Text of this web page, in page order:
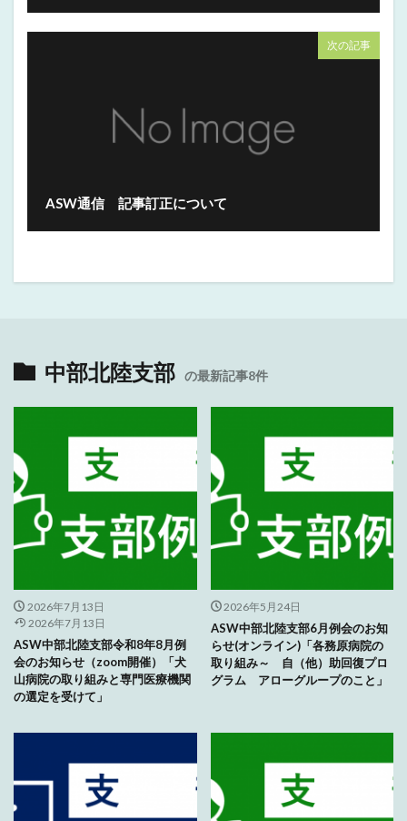
次の記事
ASW通信 記事訂正について
中部北陸支部 の最新記事8件
2026年7月13日
2026年7月13日
ASW中部北陸支部令和8年8月例
会のお知らせ（zoom開催）「犬
山病院の取り組みと専門医療機関
の選定を受けて」
2026年5月24日
ASW中部北陸支部6月例会のお知
らせ(オンライン)「各務原病院の
取り組み～ 自（他）助回復プロ
グラム アローグループのこと」